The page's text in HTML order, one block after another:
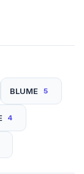
BLUME 5
4